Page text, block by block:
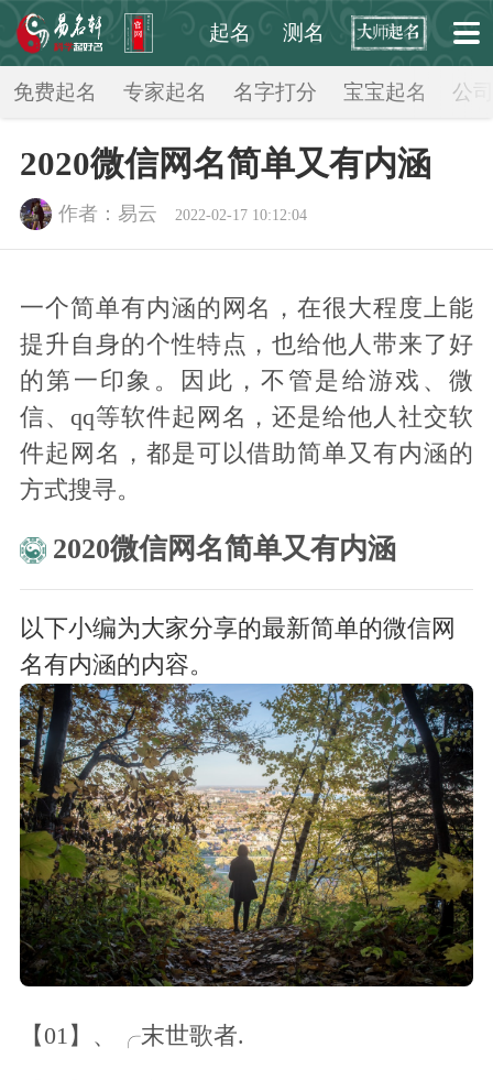
起名 测名
起点起名网 > 网名大全 >
免费起名 专家起名 名字打分 宝宝起名 公
2020微信网名简单又有内涵
作者：易云 2022-02-17 10:12:04
一个简单有内涵的网名，在很大程度上能
提升自身的个性特点，也给他人带来了好
的第一印象。因此，不管是给游戏、微
信、qq等软件起网名，还是给他人社交软
件起网名，都是可以借助简单又有内涵的
方式搜寻。
2020微信网名简单又有内涵
以下小编为大家分享的最新简单的微信网
名有内涵的内容。
【01】、╭末世歌者.